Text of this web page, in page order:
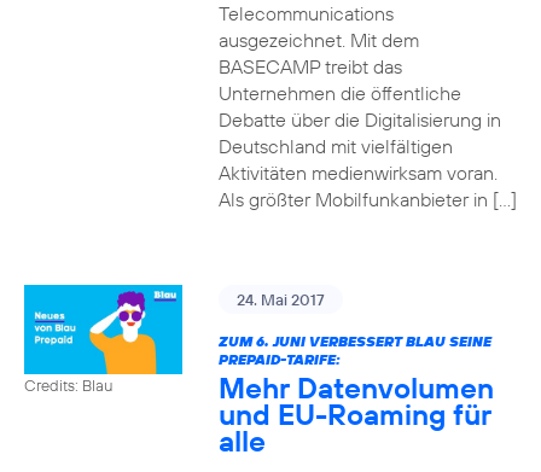
Telecommunications
ausgezeichnet. Mit dem
BASECAMP treibt das
Unternehmen die öffentliche
Debatte über die Digitalisierung in
Deutschland mit vielfältigen
Aktivitäten medienwirksam voran.
Als größter Mobilfunkanbieter in […]
Credits: Blau
24. Mai 2017
ZUM 6. JUNI VERBESSERT BLAU SEINE
PREPAID-TARIFE:
Mehr Datenvolumen
und EU-Roaming für
alle